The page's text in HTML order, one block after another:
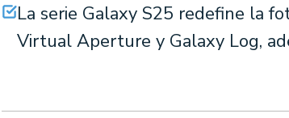
La serie Galaxy S25 redefine la
Virtual Aperture y Galaxy Log,